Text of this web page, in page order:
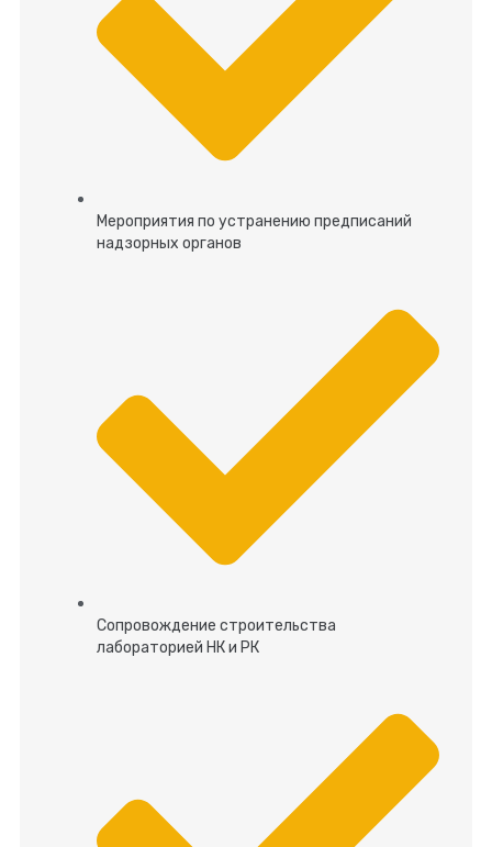
Мероприятия по устранению предписаний
надзорных органов
Сопровождение строительства
лабораторией НК и РК